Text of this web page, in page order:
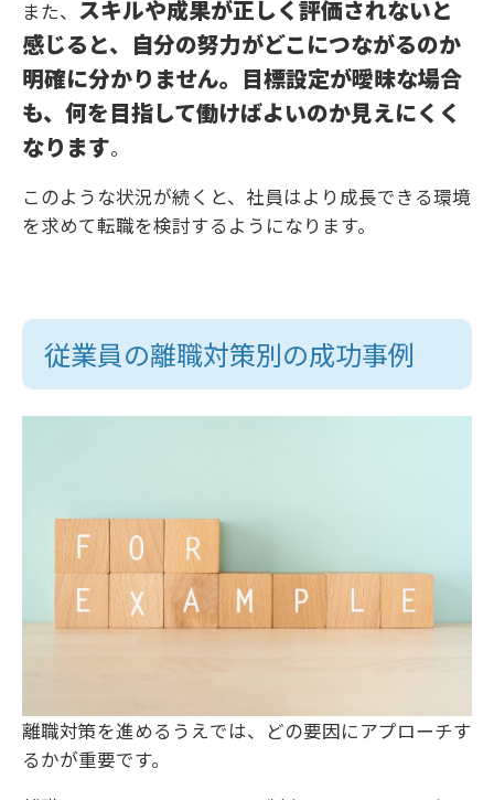
また、 スキルや成果が正しく評価されないと
感じると、自分の努力がどこにつながるのか
明確に分かりません。目標設定が曖昧な場合
も、何を目指して働けばよいのか見えにくく
なります。
このような状況が続くと、社員はより成長できる環境
を求めて転職を検討するようになります。
従業員の離職対策別の成功事例
離職対策を進めるうえでは、どの要因にアプローチす
るかが重要です。